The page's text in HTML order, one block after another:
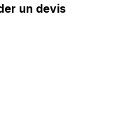
un devis